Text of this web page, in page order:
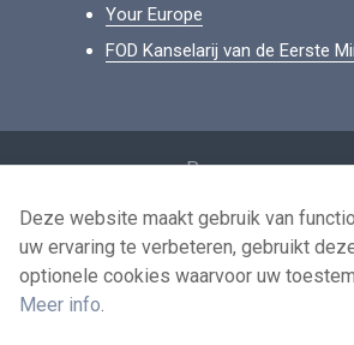
Your Europe
FOD Kanselarij van de Eerste
Persoonsgegevens
Voorwaarden voor het
Contacteer ons
Deze website maakt gebruik van
uw ervaring te verbeteren, gebruikt
optionele cookies waarvoor uw
Meer info.